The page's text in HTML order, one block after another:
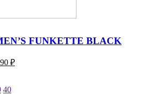
FUNKETTE BLACK
₽
40